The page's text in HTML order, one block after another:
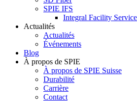
SPIE IFS
Integral Facility
Actualités
Actualités
Événements
Blog
À propos de SPIE
À propos de SPIE Suisse
Durabilité
Carrière
Contact